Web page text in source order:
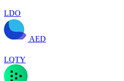
LDO
AED
LQTY